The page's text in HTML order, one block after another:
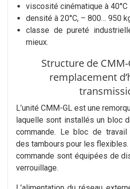
viscosité cinématique à
densité à 20°C, – 800… 950
classe de pureté
mieux.
Structure de CMM-
remplacement
L’unité CMM-GL est une
laquelle sont installés un bloc
commande. Le bloc de travail
des tambours pour les
commande sont équipées de
verrouillage.